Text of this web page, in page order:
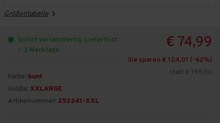
Größentabelle
Sofort versandfertig, Lieferfrist:
1-3 Werktage
Farbe: bunt
Größe: XXLARGE
Artikelnummer: 252241-XXL
€ 74,99
Sie sparen € 124,01 (-62%)
statt € 199,00